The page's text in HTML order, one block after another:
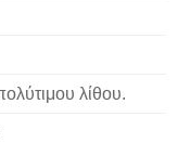
λίθου.